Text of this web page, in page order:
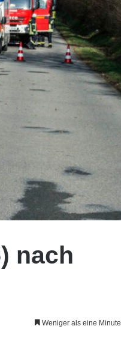
nach
Weniger als eine Minute